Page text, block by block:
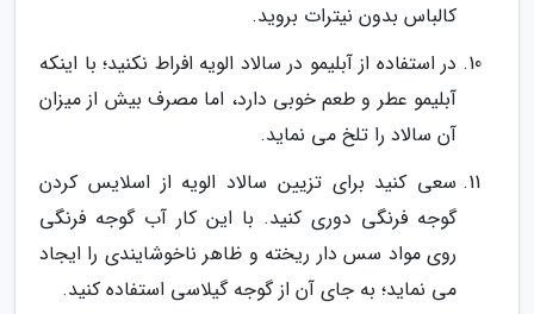
کالباس بدون نیترات بروید.
در استفاده از آبلیمو در سالاد الویه افراط نکنید؛ با اینکه
آبلیمو عطر و طعم خوبی دارد، اما مصرف بیش از میزان
آن سالاد را تلخ می نماید.
سعی کنید برای تزیین سالاد الویه از اسلایس کردن
گوجه فرنگی دوری کنید. با این کار آب گوجه فرنگی
روی مواد سس دار ریخته و ظاهر ناخوشایندی را ایجاد
می نماید؛ به جای آن از گوجه گیلاسی استفاده کنید.